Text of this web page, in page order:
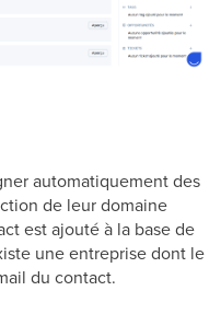
automatiquement des
de leur domaine
est ajouté à la base de
une entreprise dont le
du contact.